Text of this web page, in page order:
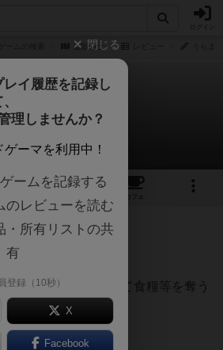
盗賊騎士
盗賊騎士
らまこさんのレビュー
1
カフェ
約1年前
して村や街を占拠して食糧等を奪う
閉じる
イ履歴を記録し
理しませんか？
ゲーマを利用中！
ームを記録する
のレビューを読む
・所有リストの共
有
登録（10秒）
X
Facebook